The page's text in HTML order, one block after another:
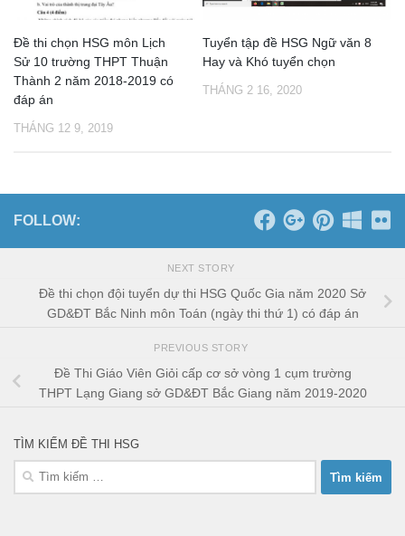
Đề thi chọn HSG môn Lịch
Sử 10 trường THPT Thuận
Thành 2 năm 2018-2019 có
đáp án
THÁNG 12 9, 2019
Tuyển tập đề HSG Ngữ văn 8
Hay và Khó tuyển chọn
THÁNG 2 16, 2020
FOLLOW:
NEXT STORY
Đề thi chọn đội tuyển dự thi HSG Quốc Gia năm 2020 Sở
GD&ĐT Bắc Ninh môn Toán (ngày thi thứ 1) có đáp án
PREVIOUS STORY
Đề Thi Giáo Viên Giỏi cấp cơ sở vòng 1 cụm trường
THPT Lạng Giang sở GD&ĐT Bắc Giang năm 2019-2020
TÌM KIẾM ĐỀ THI HSG
Tìm
kiếm